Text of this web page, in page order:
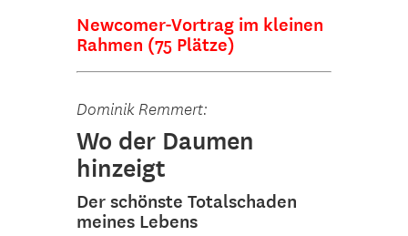
Newcomer-Vortrag im kleinen
Rahmen (75 Plätze)
Dominik Remmert:
Wo der Daumen
hinzeigt
Der schönste Totalschaden
meines Lebens